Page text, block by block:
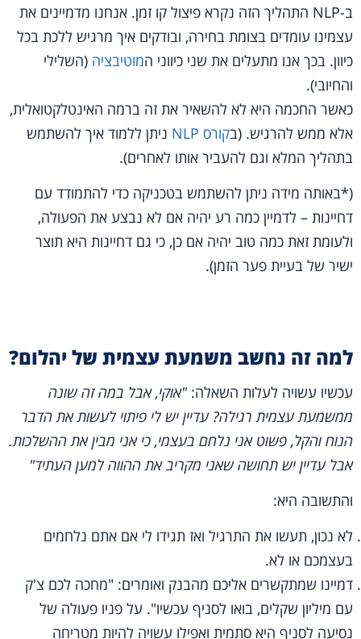
ב-NLP התהליך הזה נקרא פיצול קו זמן. אנחנו מדמיינים את
עצמינו עומדים בצומת בחירה, ובודקים איך מרגיש ללכת בכל
כיוון. בכך אנו מתעלים את שני כיווני המוטיבציה (השלילי
והחיובי).
כאשר החכמה היא לא להשאיר את זה ברמה האינטלקטואלית,
אלא ממש להרגיש. (בקורס NLP
ניתן ללמוד איך להשתמש
בתהליך המלא וגם להעביר אותו לאחרים).
(*באותה מידה ניתן להשתמש בטכניקה כדי להתמודד עם
דחיינות – לדמיין כמה רע יהיה אם לא נבצע את הפעולה,
ולעומת זאת כמה טוב יהיה אם כן, כי גם דחיינות היא תוצר
ישיר של בעיית פער הזמן).
למה זה נחשב משמעת עצמית של יהלום?
עכשיו עשויה לעלות השאלה:"אוקי, אבל במה זה שונה
ממשמעת עצמית רגילה? עדיין יש לי פיתוי לעשות את הדבר
הנוח והקל, פשוט אני נלחם בעצמי, כי אני מבין את ההשלכות.
אבל עדיין יש תחושה שאני מקריב את ההווה למען העתיד"
והתשובה היא:
לא נכון, תעשו את התרגיל ואז תגידו לי אם אתם נלחמים
בעצמכם או לא.
דמיינו שמתקשרים אליכם מהבנק ואומרים: "מחכה לכם צ'ק
עם מיליון שקלים, בואו לסניף עכשיו". על פניו פעולה של
נסיעה לסניף היא סתמית ואפילו עשויה להיות מטריחה